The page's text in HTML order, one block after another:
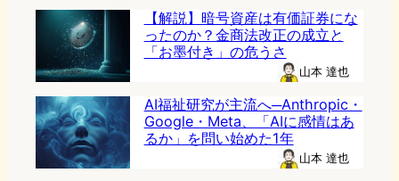
【解説】暗号資産は有価証券にな
ったのか？金商法改正の成立と
「お墨付き」の危うさ
山本 達也
AI福祉研究が主流へ─Anthropic・
Google・Meta、「AIに感情はあ
るか」を問い始めた1年
山本 達也